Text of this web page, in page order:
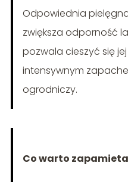
Odpowiednia
zwiększa odporność
pozwala cieszyć się
intensywnym
ogrodniczy.
Co warto